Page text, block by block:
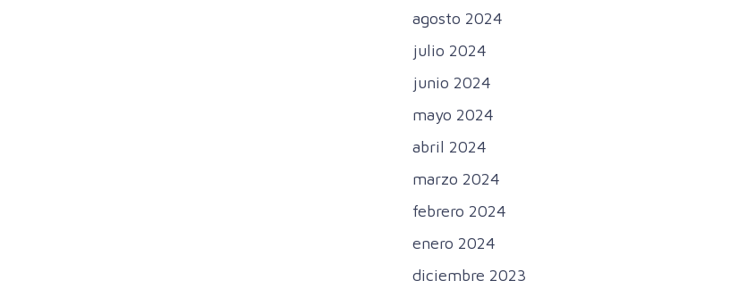
agosto 2024
julio 2024
junio 2024
mayo 2024
abril 2024
marzo 2024
febrero 2024
enero 2024
diciembre 2023